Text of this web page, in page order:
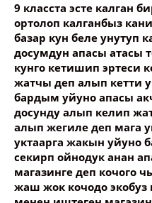
9 класста эсте калган
ортолоп калганбыз
базар кун беле унутуп
досумдун апасы атасы
кунго кетишип эртеси
жатчы деп алып кетти
бардым уйуно апасы
досунду алып келип
алып жегиле деп мага
уктаарга жакын уйуно
секирп ойнодук анан
магазинге деп кочого
жаш жок кочодо экобуз